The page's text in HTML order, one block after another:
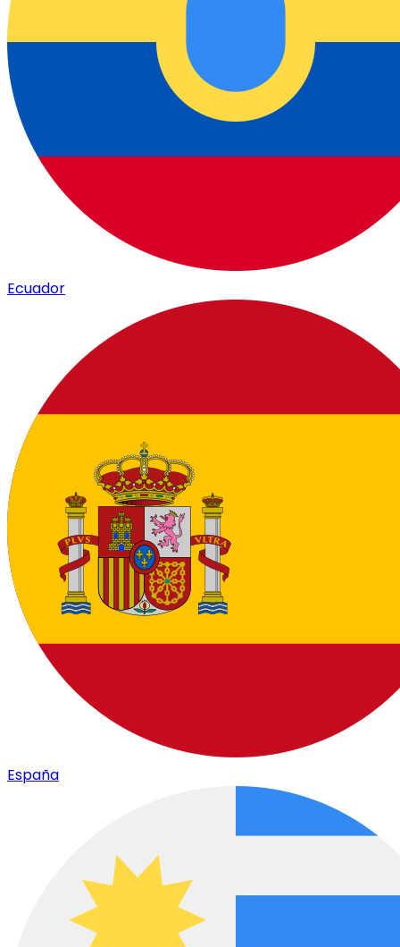
Ecuador
España